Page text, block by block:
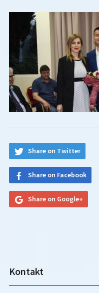
Share on Twitter
Share on Facebook
Share on Google+
Kontakt